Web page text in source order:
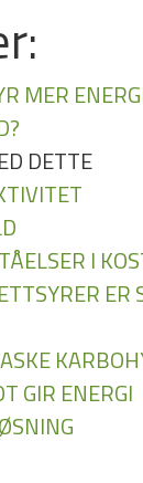
MER
DETTE
I
GIR ENERGI